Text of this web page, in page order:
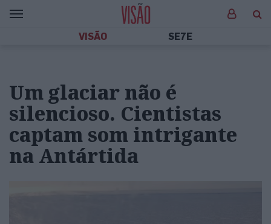
VISÃO SE7E
Um glaciar não é
silencioso. Cientistas
captam som intrigante
na Antártida